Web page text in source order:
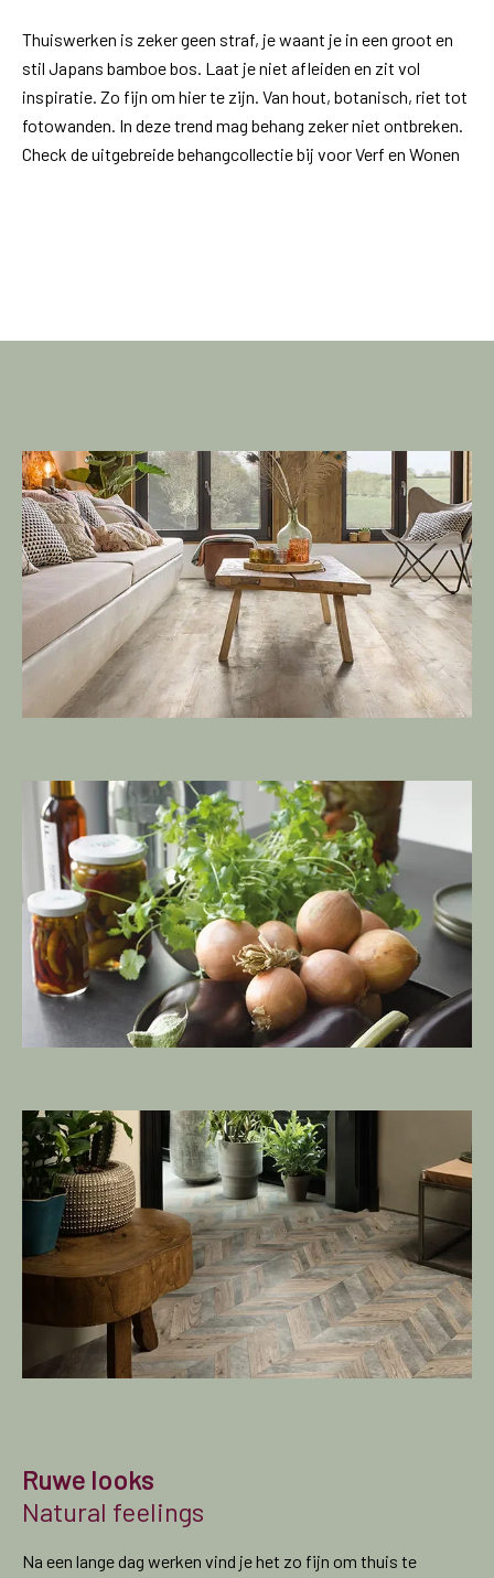
Thuiswerken is zeker geen straf, je waant je in een groot en
stil Japans bamboe bos. Laat je niet afleiden en zit vol
inspiratie. Zo fijn om hier te zijn. Van hout, botanisch, riet tot
fotowanden. In deze trend mag behang zeker niet ontbreken.
Check de uitgebreide behangcollectie bij voor Verf en Wonen
Ruwe looks
Natural feelings
Na een lange dag werken vind je het zo fijn om thuis te